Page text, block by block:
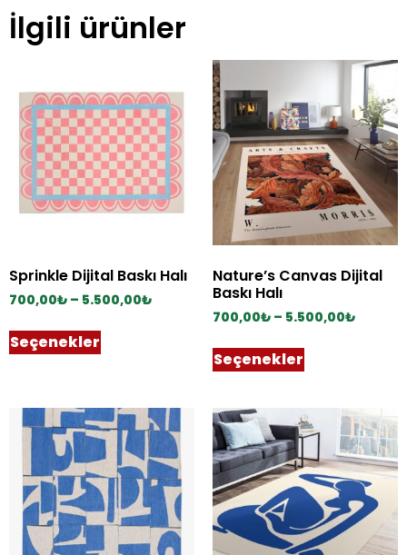
İlgili ürünler
Sprinkle Dijital Baskı Halı
700,00₺ – 5.500,00₺
Seçenekler
Nature’s Canvas Dijital
Baskı Halı
700,00₺ – 5.500,00₺
Seçenekler